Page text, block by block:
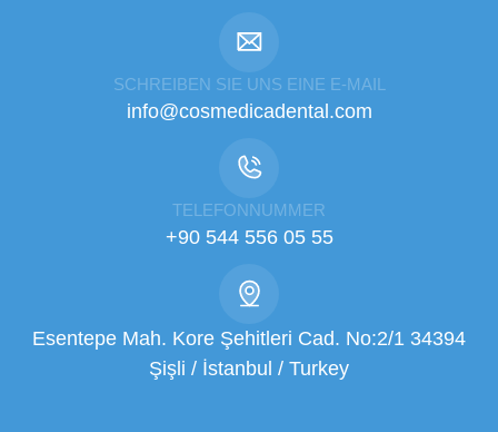
SCHREIBEN SIE UNS EINE E-MAIL
info@cosmedicadental.com
TELEFONNUMMER
+90 544 556 05 55
Esentepe Mah. Kore Şehitleri Cad. No:2/1 34394
Şişli / İstanbul / Turkey